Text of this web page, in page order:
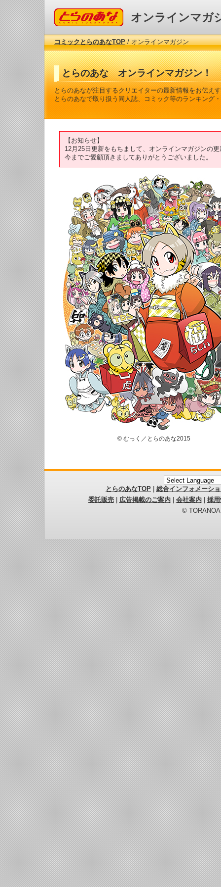
コミックとらのあな オンラインマガ
コミックとらのあなTOP/ オンラインマガジン
とらのあな オンラインマガジン！
とらのあなが注目するクリエイターの最新情報をお伝え
とらのあなで取り扱う同人誌、コミック等のランキング
【お知らせ】
12月25日更新をもちまして、オンラインマガジンの
今までご愛顧頂きましてありがとうございました。
© むっく／とらのあな2015
とらのあなTOP
総合インフォメーシ
委託販売| 広告掲載のご案内| 会社案内| 採
©